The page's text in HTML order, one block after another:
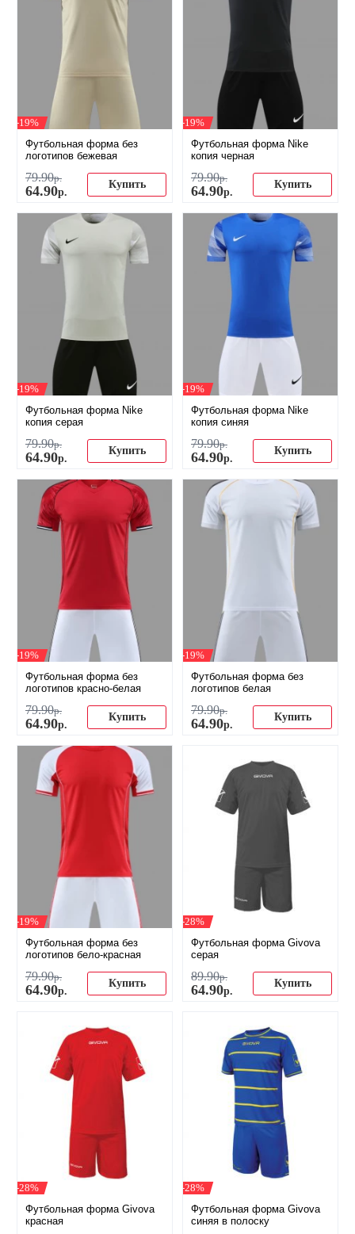
-19%
Футбольная форма без
логотипов бежевая
79.90р.
64.90р.
Купить
-19%
Футбольная форма Nike
копия черная
79.90р.
64.90р.
Купить
-19%
Футбольная форма Nike
копия серая
79.90р.
64.90р.
Купить
-19%
Футбольная форма Nike
копия синяя
79.90р.
64.90р.
Купить
-19%
Футбольная форма без
логотипов красно-белая
79.90р.
64.90р.
Купить
-19%
Футбольная форма без
логотипов белая
79.90р.
64.90р.
Купить
-19%
Футбольная форма без
логотипов бело-красная
79.90р.
64.90р.
Купить
-28%
Футбольная форма Givova
серая
89.90р.
64.90р.
Купить
-28%
Футбольная форма Givova
красная
-28%
Футбольная форма Givova
синяя в полоску